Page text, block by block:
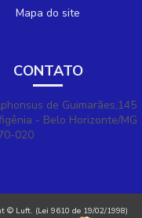
Mapa do site
CONTATO
de Guimarães,145
- Belo Horizonte/MG
020
© Luft. (Lei 9610 de 19/02/1998)